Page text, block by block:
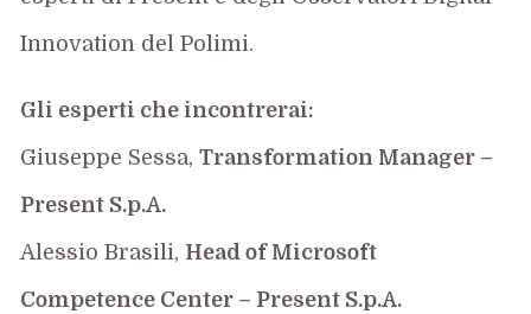
Innovation del Polimi.
Gli esperti che incontrerai:
Giuseppe Sessa,Transformation Manager –
Present S.p.A.
Alessio Brasili, Head of Microsoft
Competence Center – Present S.p.A.